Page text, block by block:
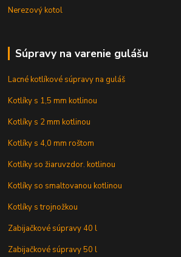
Nerezový kotol
Súpravy na varenie gulášu
Lacné kotlíkové súpravy na guláš
Kotlíky s 1,5 mm kotlinou
Kotlíky s 2 mm kotlinou
Kotlíky s 4,0 mm roštom
Kotlíky so žiaruvzdor. kotlinou
Kotlíky so smaltovanou kotlinou
Kotlíky s trojnožkou
Zabijačkové súpravy 40 l
Zabijačkové súpravy 50 l